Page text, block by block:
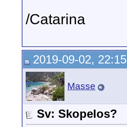
/Catarina
2019-09-02, 22:15
Masse
Sv: Skopelos?